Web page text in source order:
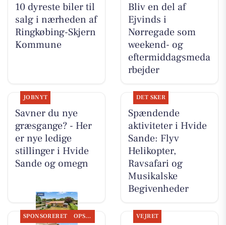
10 dyreste biler til
salg i nærheden af
Ringkøbing-Skjern
Kommune
Bliv en del af
Ejvinds i
Nørregade som
weekend- og
eftermiddagsmeda
rbejder
JOBNYT
Savner du nye
græsgange? - Her
er nye ledige
stillinger i Hvide
Sande og omegn
DET SKER
Spændende
aktiviteter i Hvide
Sande: Flyv
Helikopter,
Ravsafari og
Musikalske
Begivenheder
SPONSORERET OPSLAGSTAVLEN VEJRET